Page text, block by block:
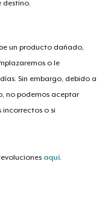
destino.
un producto dañado,
o le
Sin embargo, debido a
no podemos aceptar
incorrectos o si
aquí